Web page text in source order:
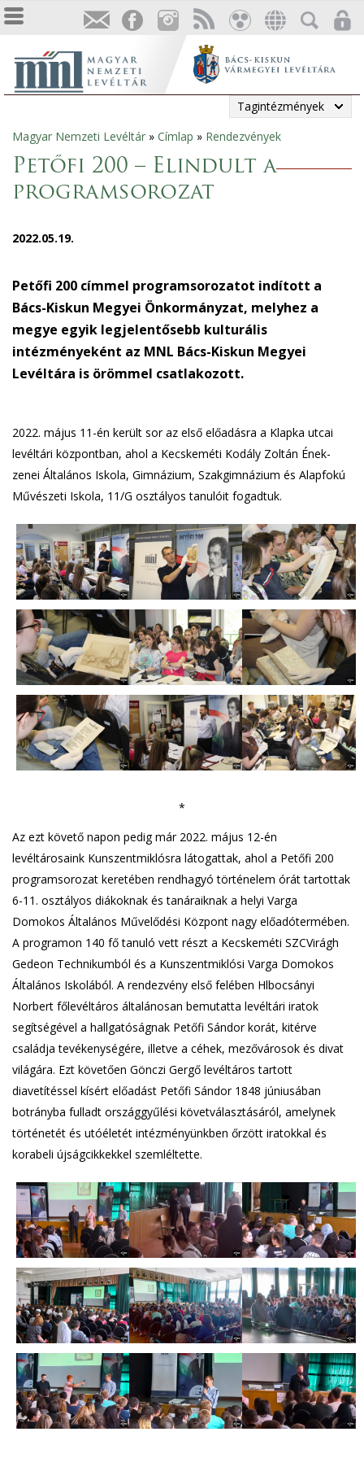
Tagintézmények
Jelenlegi
hely
Magyar Nemzeti Levéltár » Címlap » Rendezvények
Petőfi 200 – Elindult a
programsorozat
2022.05.19.
Petőfi 200 címmel programsorozatot indított a
Bács-Kiskun Megyei Önkormányzat, melyhez a
megye egyik legjelentősebb kulturális
intézményeként az MNL Bács-Kiskun Megyei
Levéltára is örömmel csatlakozott.
2022. május 11-én került sor az első előadásra a Klapka utcai
levéltári központban, ahol a Kecskeméti Kodály Zoltán Ének-
zenei Általános Iskola, Gimnázium, Szakgimnázium és Alapfokú
Művészeti Iskola, 11/G osztályos tanulóit fogadtuk.
*
Az ezt követő napon pedig már 2022. május 12-én
levéltárosaink Kunszentmiklósra látogattak, ahol a Petőfi 200
programsorozat keretében rendhagyó történelem órát tartottak
6-11. osztályos diákoknak és tanáraiknak a helyi Varga
Domokos Általános Művelődési Központ nagy előadótermében.
A programon 140 fő tanuló vett részt a Kecskeméti SZCVirágh
Gedeon Technikumból és a Kunszentmiklósi Varga Domokos
Általános Iskolából. A rendezvény első felében Hlbocsányi
Norbert főlevéltáros általánosan bemutatta levéltári iratok
segítségével a hallgatóságnak Petőfi Sándor korát, kitérve
családja tevékenységére, illetve a céhek, mezővárosok és divat
világára. Ezt követően Gönczi Gergő levéltáros tartott
diavetítéssel kísért előadást Petőfi Sándor 1848 júniusában
botrányba fulladt országgyűlési követválasztásáról, amelynek
történetét és utóéletét intézményünkben őrzött iratokkal és
korabeli újságcikkekkel szemléltette.